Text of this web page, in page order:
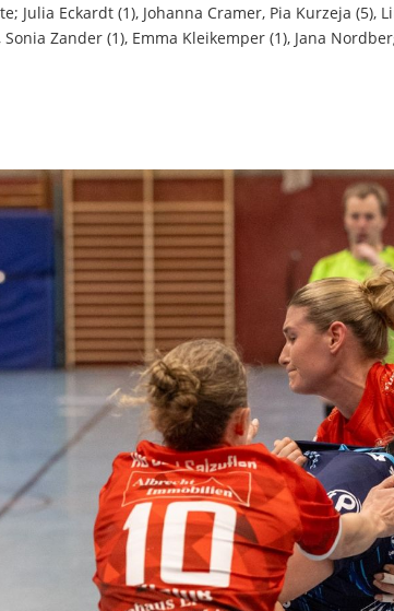
Julia Eckardt (1), Johanna Cramer, Pia Kurzeja (5),
Zander (1), Emma Kleikemper (1), Jana